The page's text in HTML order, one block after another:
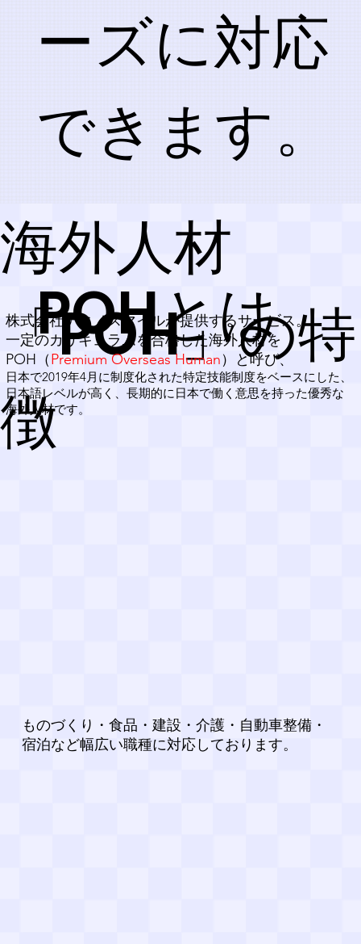
ーズに対応
できます。
​海外人材
「POH」の特
徴
ものづくり・食品・建設・介護・自動車整備・
宿泊など幅広い職種に対応しております。
POHとは
株式会社テクノスマイルが提供するサービス。
一定のカリキュラムを合格した海外人材を
POH（Premium Overseas Human）と呼び、
日本で2019年4月に制度化された特定技能制度をベースにした、
日本語レベルが高く、長期的に日本で働く意思を持った優秀な
海外人材です。